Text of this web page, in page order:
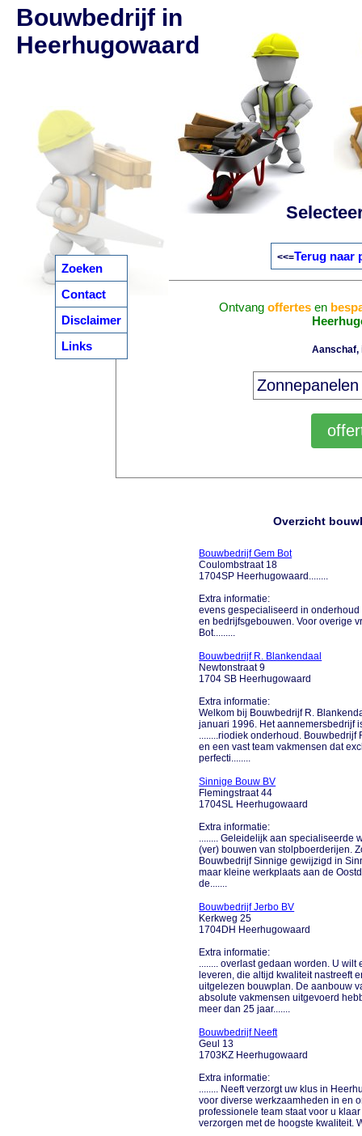
Zoeken
Contact
Disclaimer
Links
Bouwbedrijf in
Heerhugowaard
<<=Terug naar
Ontvang offertesen
Aanschaf,
Overzicht
Bouwbedrijf Gem Bot
Coulombstraat 18
1704SP Heerhugowaard........
Extra informatie:
evens gespecialiseerd in
en bedrijfsgebouwen. Voor overige
Bot.........
Bouwbedrijf R. Blankendaal
Newtonstraat 9
1704 SB Heerhugowaard
Extra informatie:
Welkom bij Bouwbedrijf R.
januari 1996. Het aannemersbedrijf
........riodiek onderhoud.
en een vast team vakmensen dat
perfecti........
Sinnige Bouw BV
Flemingstraat 44
1704SL Heerhugowaard
Extra informatie:
........ Geleidelijk aan specialiseerde
(ver) bouwen van stolpboerderijen.
Bouwbedrijf Sinnige gewijzigd in
maar kleine werkplaats aan de
de.......
Bouwbedrijf Jerbo BV
Kerkweg 25
1704DH Heerhugowaard
Extra informatie:
........ overlast gedaan worden. U
leveren, die altijd kwaliteit nastreeft
uitgelezen bouwplan. De aanbouw
absolute vakmensen uitgevoerd
meer dan 25 jaar.......
Bouwbedrijf Neeft
Geul 13
1703KZ Heerhugowaard
Extra informatie:
........ Neeft verzorgt uw klus in
voor diverse werkzaamheden in en
professionele team staat voor u
verzorgen met de hoogste kwaliteit.